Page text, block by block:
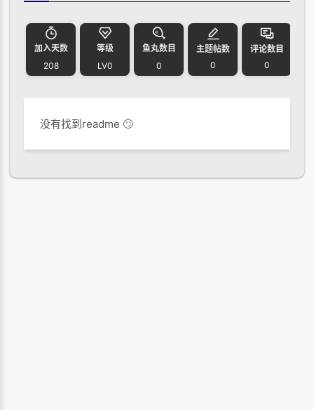
加入天数
208
等级
LV0
鱼丸数目
0
主题帖数
0
评论数目
0
没有找到readme 🙄